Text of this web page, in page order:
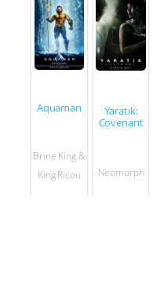
Aquaman
Brine King &
King Ricou
Yaratık:
Covenant
Neomorph